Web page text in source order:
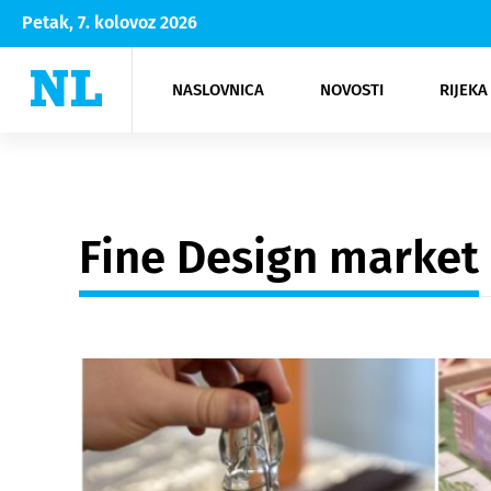
Petak, 7. kolovoz 2026
NASLOVNICA NOVOSTI
Rijeka Opatija
NK
Moda
Kultura
Fine Design market